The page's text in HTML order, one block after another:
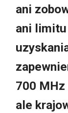
ani
ani
700
ale